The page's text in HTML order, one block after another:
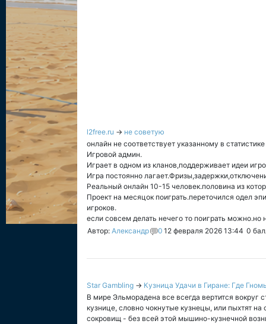
l2free.ru → не советую
онлайн не соответствует указанному в
Игровой админ.
Играет в одном из кланов,поддерживает идеи
Игра постоянно
Реальный онлайн 10-15 человек.половина из
Проект на месяцок поиграть.переточился одел
игроков.
если совсем делать нечего то поиграть можно.но
Автор: Александр 0 12 февраля 2026 13:44 0
Star Gambling → Кузница Удачи в Гиране: Где
В мире Эльморадена все всегда вертится вокруг
кузнице, словно чокнутые кузнецы, или пыхтят
сокровищ - без всей этой мышино-кузнечной